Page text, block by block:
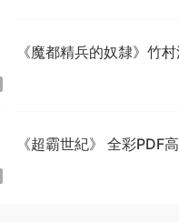
《魔都精兵的奴隸》竹
《超霸世紀》 全彩PDF